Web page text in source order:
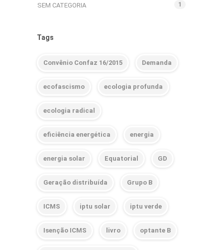
SEM CATEGORIA 1
Tags
Convênio Confaz 16/2015 Demanda
ecofascismo ecologia profunda
ecologia radical
eficiência energética energia
energia solar Equatorial GD
Geração distribuída Grupo B
ICMS iptu solar iptu verde
Isenção ICMS livro optante B